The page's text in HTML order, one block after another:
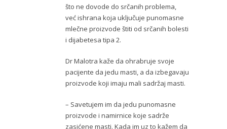
što ne dovode do srčanih problema,
već ishrana koja uključuje punomasne
mlečne proizvode štiti od srčanih bolesti
i dijabetesa tipa 2.
Dr Malotra kaže da ohrabruje svoje
pacijente da jedu masti, a da izbegavaju
proizvode koji imaju mali sadržaj masti.
– Savetujem im da jedu punomasne
proizvode i namirnice koje sadrže
zasićene masti. Kada im uz to kažem da